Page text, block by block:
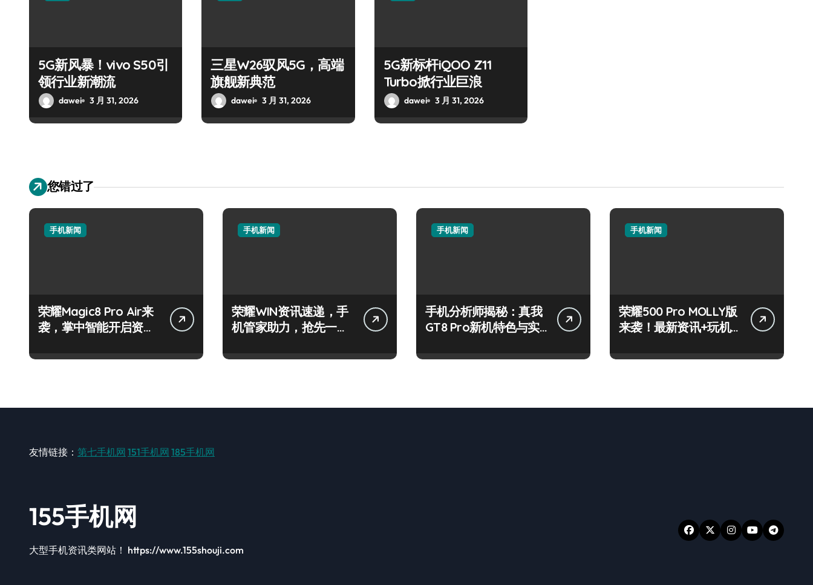
5G新风暴！vivo S50引
领行业新潮流
dawei 3 月 31, 2026
三星W26驭风5G，高端
旗舰新典范
dawei 3 月 31, 2026
5G新标杆iQOO Z11
Turbo掀行业巨浪
dawei 3 月 31, 2026
您错过了
手机新闻
荣耀Magic8 Pro Air来
袭，掌中智能开启资讯
手机新闻
荣耀WIN资讯速递，手
机管家助力，抢先一步
手机新闻
手机分析师揭秘：真我
GT8 Pro新机特色与实
手机新闻
荣耀500 Pro MOLLY版
来袭！最新资讯+玩机
友情链接： 第七手机网 151手机网 185手机网
155手机网
大型手机资讯类网站！ https://www.155shouji.com